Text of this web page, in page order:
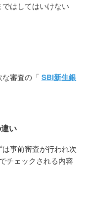
はしてはいけない
審査の「 SBI新生銀
い
事前審査が行われ次
チェックされる内容